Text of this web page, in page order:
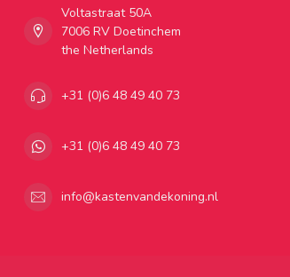
Voltastraat 50A
7006 RV Doetinchem
the Netherlands
+31 (0)6 48 49 40 73
+31 (0)6 48 49 40 73
info@kastenvandekoning.nl